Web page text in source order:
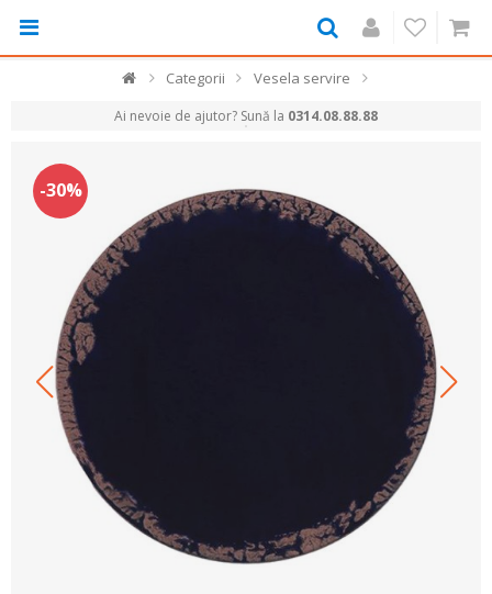
Categorii Vesela servire
Ai nevoie de ajutor? Sună la 0314.08.88.88
-30%